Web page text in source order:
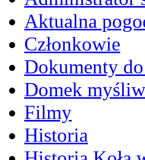
Aktualna
Członkowie
Dokumenty
Domek
Filmy
Historia